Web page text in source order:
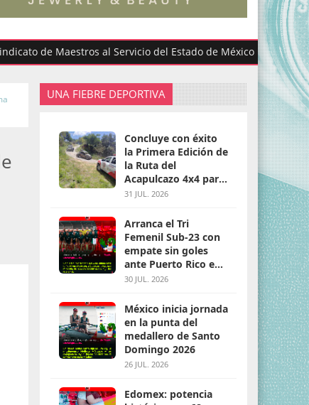
de Maestros al Servicio del Estado de México participa en
UNA FIEBRE DEPORTIVA
Concluye con éxito
la Primera Edición de
la Ruta del
Acapulcazo 4x4 para
parejas
31 JUL. 2026
Arranca el Tri
Femenil Sub-23 con
empate sin goles
ante Puerto Rico en
Santo Domingo 2026
30 JUL. 2026
México inicia jornada
en la punta del
medallero de Santo
Domingo 2026
26 JUL. 2026
Edomex: potencia